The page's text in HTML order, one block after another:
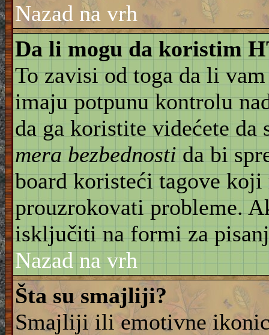
Nazad na vrh
Da li mogu da koristim
To zavisi od toga da li
imaju potpunu kontrolu
da ga koristite videćete da
mera bezbednostida bi
board koristeći tagove
prouzrokovati probleme.
isključiti na formi za
Nazad na vrh
Šta su smajliji?
Smajliji ili emotivne